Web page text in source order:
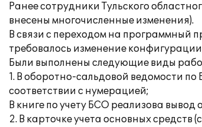
Ранее сотрудники Тульского
внесены многочисленные изменения).
В связи с переходом на программный
требовалось изменение
Были выполнены следующие виды
1. В оборотно-сальдовой ведомости
соответствии с нумерацией;
В книге по учету БСО реализова
2. В карточке учета основных